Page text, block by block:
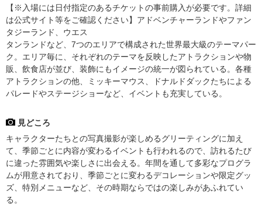
【※入場には日付指定のあるチケットの事前購入が必要です。詳細
は公式サイト等をご確認ください】アドベンチャーランドやファン
タジーランド、ウエス
タンランドなど、7つのエリアで構成された世界最大級のテーマパー
ク。エリア毎に、それぞれのテーマを反映したアトラクションや物
販、飲食店が並び、装飾にもイメージの統一が図られている。各種
アトラクションの他、ミッキーマウス、ドナルドダックたちによる
パレードやステージショーなど、イベントも充実している。
見どころ
キャラクターたちとの写真撮影が楽しめるグリーティングに加え
て、季節ごとに内容が変わるイベントも行われるので、訪れるたび
に違った雰囲気や楽しさに出会える。年間を通して多彩なプログラ
ムが用意されており、季節ごとに変わるデコレーションや限定グッ
ズ、特別メニューなど、その時期ならではの楽しみがあふれてい
る。